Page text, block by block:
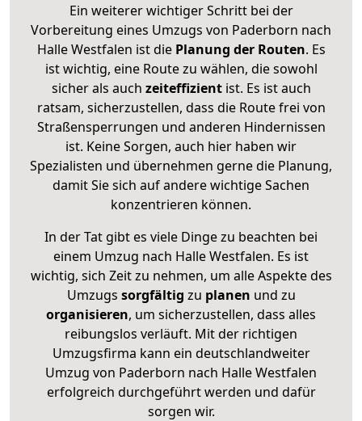
Ein weiterer wichtiger Schritt bei der
Vorbereitung eines Umzugs von Paderborn nach
Halle Westfalen ist diePlanung der Routen. Es
ist wichtig, eine Route zu wählen, die sowohl
sicher als auch zeiteffizientist. Es ist auch
ratsam, sicherzustellen, dass die Route frei von
Straßensperrungen und anderen Hindernissen
ist. Keine Sorgen, auch hier haben wir
Spezialisten und übernehmen gerne die Planung,
damit Sie sich auf andere wichtige Sachen
konzentrieren können.
In der Tat gibt es viele Dinge zu beachten bei
einem Umzug nach Halle Westfalen. Es ist
wichtig, sich Zeit zu nehmen, um alle Aspekte des
Umzugs sorgfältig zu planen und zu
organisieren, um sicherzustellen, dass alles
reibungslos verläuft. Mit der richtigen
Umzugsfirma kann ein deutschlandweiter
Umzug von Paderborn nach Halle Westfalen
erfolgreich durchgeführt werden und dafür
sorgen wir.